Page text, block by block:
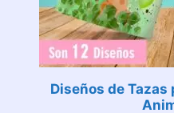
Diseños de Tazas